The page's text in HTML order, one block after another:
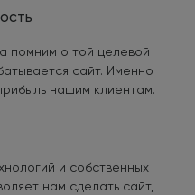
помним о той целевой
сайт. Именно
нашим клиентам.
и собственных
нам сделать сайт,